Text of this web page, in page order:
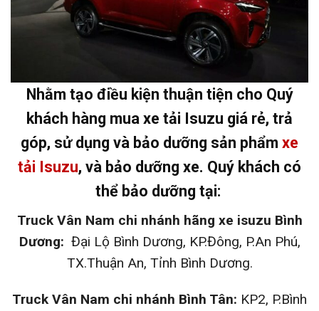
Nhằm tạo điều kiện thuận tiện cho Quý
khách hàng mua xe tải Isuzu giá rẻ, trả
góp, sử dụng và bảo dưỡng sản phẩm xe
tải Isuzu, và bảo dưỡng xe. Quý khách có
thể bảo dưỡng tại:
Truck Vân Nam chi nhánh hãng xe isuzu Bình
Dương: Đại Lộ Bình Dương, KP.Đông, P.An Phú,
TX.Thuận An, Tỉnh Bình Dương.
Truck Vân Nam chi nhánh Bình Tân: KP2, P.Bình